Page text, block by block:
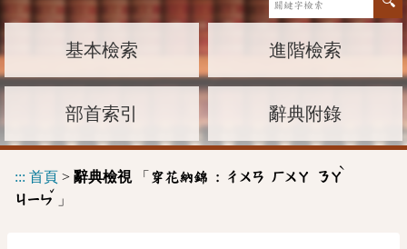
基本檢索 進階檢索
部首索引 辭典附錄
::: 首頁 > 辭典檢視「 穿花納錦 : ㄔㄨㄢ ㄏㄨㄚ ㄋㄚ
ˋ
ㄐㄧㄣ
ˇ
」